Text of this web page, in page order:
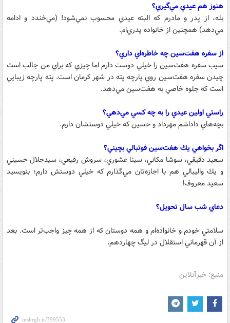
هنوز هم عيدي مي‌گيري؟
بله، از پدر و مادرم كه البته عيدي محسوب نمي‌شود! (مي‌خندد و ادامه
مي‌دهد) همچنين از خانواده پدري‌ام.
از سفره هفت‌سين چه خاطره‌اي داري؟
سيب سفره هفت‌سين را خيلي دوست دارم اما چيزي كه براي من جالب است
چيدن سفره هفت‌سين روي پارچه پته در شهر كرمان است. پته پارچه زيبايي
است كه جلوه خاصي به هفت‌سين مي‌دهد.
راستي اولين عيدي را به چه كسي مي‌دهي؟
بچه‌هاي داداشم مهرداد و حسين كه خيلي دوستشان دارم.
اگر بخواهي يك هفت‌سين فوتبالي بچيني؟
سعيد دقيقي، سوشا مكاني، ‌سينا عشوري، سروش رفيعي، سيدجلال حسيني
و يك واليبالي هم با اجازه‌تان مي‌گذارم كه خيلي دوستش دارم؛ بنويسيد
سعيد معروف!
دعاي شب سال تحويل؟
سلامتي خودم و خانواده‌ام و همه دوستان كه از همه چيز واجب‌تر است. بعد
از آن قهرماني استقلال در ليگ چهاردهم.
منبع: خبرآنلاین